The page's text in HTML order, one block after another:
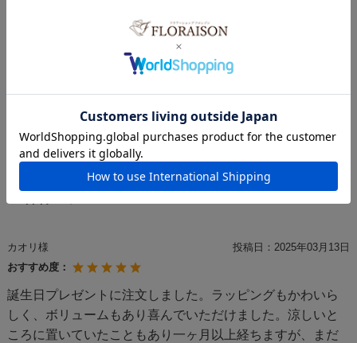
お客様の声
カオリ様 投稿日： 2025年03月13日
おすすめ度：
誕生日プレゼントに注文しました。ラッピングもかわいら
しく、ボリュームもあり喜んでいただけました。涼しいと
ころに置いていたこともあり一ヶ月以上経ちますが、まだ